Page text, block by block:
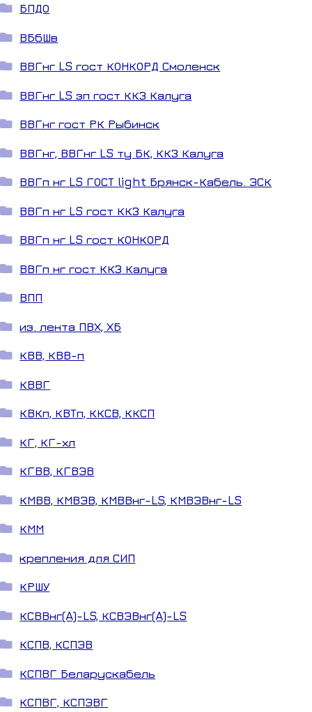
БПДО
ВБбШв
ВВГнг LS гост КОНКОРД Смоленск
ВВГнг LS зп гост ККЗ Калуга
ВВГнг гост РК Рыбинск
ВВГнг, ВВГнг LS ту БК, ККЗ Калуга
ВВГп нг LS ГОСТ light Брянск-Кабель. ЭСК
ВВГп нг LS гост ККЗ Калуга
ВВГп нг LS гост КОНКОРД
ВВГп нг гост ККЗ Калуга
ВПП
из. лента ПВХ, ХБ
КВВ, КВВ-п
КВВГ
КВКп, КВТп, ККСВ, ККСП
КГ, КГ-хл
КГВВ, КГВЭВ
КМВВ, КМВЭВ, КМВВнг-LS, КМВЭВнг-LS
КММ
крепления для СИП
КРШУ
КСВВнг(A)-LS, КСВЭВнг(A)-LS
КСПВ, КСПЭВ
КСПВГ Беларускабель
КСПВГ, КСПЭВГ